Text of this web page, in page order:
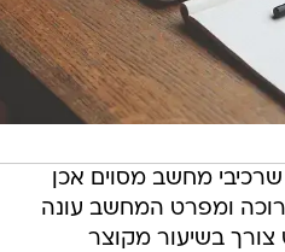
מחשב מסוים אכן
ומפרט המחשב עונה
בשיעור מקוצר